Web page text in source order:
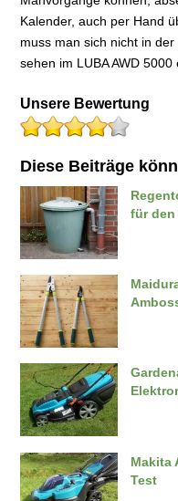
Kalender, auch per Hand
muss man sich nicht in
sehen im LUBA AWD
Unsere Bewertung
Diese Beiträge
für den
Makita
Test